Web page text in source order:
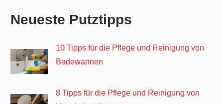
Neueste Putztipps
10 Tipps für die Pflege und Reinigung von
Badewannen
8 Tipps für die Pflege und Reinigung von